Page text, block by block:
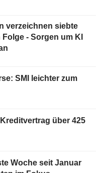
verzeichnen siebte
- Sorgen um KI
SMI leichter zum
über 425
Woche seit Januar